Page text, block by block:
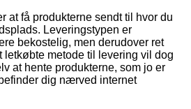
at få produkterne sendt til hvor du
Leveringstypen er
bekostelig, men derudover ret
letkøbte metode til levering vil dog
at hente produkterne, som jo er
dig nærved internet